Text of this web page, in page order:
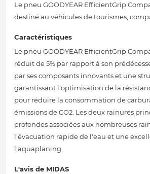
Le pneu GOODYEAR EfficientGrip
destiné au véhicules de tourismes,
Caractéristiques
Le pneu GOODYEAR EfficientGrip
réduit de 5% par rapport à son
par ses composants innovants et une
garantissant l'optimisation de la
pour réduire la consommation de
émissions de CO2. Les deux rainures
profondes associées aux nombreuses
l'évacuation rapide de l'eau et une
l'aquaplaning.
L'avis de MIDAS